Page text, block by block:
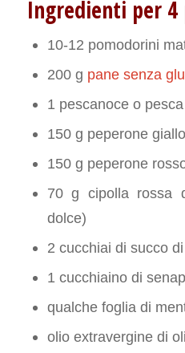
Ingredienti per 4
10-12 pomodorini
200 g pane senza
1 pescanoce o
150 g peperone giallo
150 g peperone
70 g cipolla rossa
dolce)
2 cucchiai di succo
1 cucchiaino di
qualche foglia di
olio extravergine di